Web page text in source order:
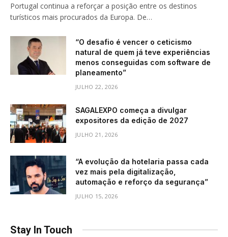
Portugal continua a reforçar a posição entre os destinos
turísticos mais procurados da Europa. De…
“O desafio é vencer o ceticismo
natural de quem já teve experiências
menos conseguidas com software de
planeamento”
JULHO 22, 2026
SAGALEXPO começa a divulgar
expositores da edição de 2027
JULHO 21, 2026
“A evolução da hotelaria passa cada
vez mais pela digitalização,
automação e reforço da segurança”
JULHO 15, 2026
Stay In Touch